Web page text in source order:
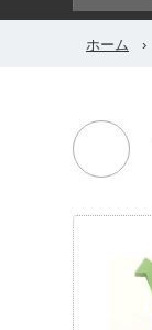
ホーム ›